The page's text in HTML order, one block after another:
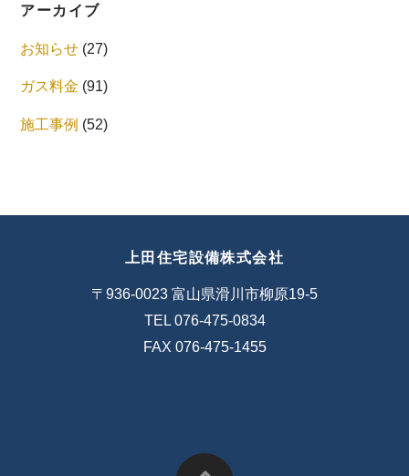
アーカイブ
お知らせ (27)
ガス料金 (91)
施工事例 (52)
上田住宅設備株式会社
〒936-0023 富山県滑川市柳原19-5
TEL 076-475-0834
FAX 076-475-1455